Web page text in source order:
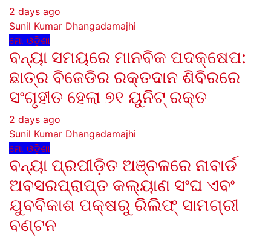
2 days ago
Sunil Kumar Dhangadamajhi
ମୋ ଓଡ଼ିଶା
ବନ୍ୟା ସମୟରେ ମାନବିକ ପଦକ୍ଷେପ:
ଛାତ୍ର ବିଜେଡିର ରକ୍ତଦାନ ଶିବିରରେ
ସଂଗୃହୀତ ହେଲା ୭୧ ୟୁନିଟ୍ ରକ୍ତ
2 days ago
Sunil Kumar Dhangadamajhi
ମୋ ଓଡ଼ିଶା
ବନ୍ୟା ପ୍ରପୀଡ଼ିତ ଅଞ୍ଚଳରେ ନାବାର୍ଡ
ଅବସରପ୍ରାପ୍ତ କଲ୍ୟାଣ ସଂଘ ଏବଂ
ଯୁବବିକାଶ ପକ୍ଷରୁ ରିଲିଫ୍ ସାମଗ୍ରୀ
ବଣ୍ଟନ